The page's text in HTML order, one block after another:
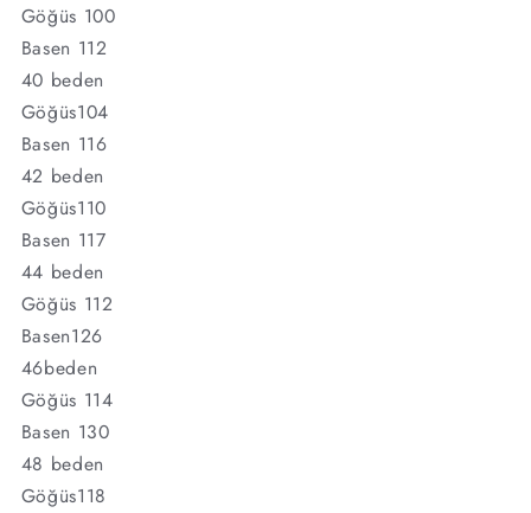
Göğüs 100
Basen 112
40 beden
Göğüs104
Basen 116
42 beden
Göğüs110
Basen 117
44 beden
Göğüs 112
Basen126
46beden
Göğüs 114
Basen 130
48 beden
Göğüs118